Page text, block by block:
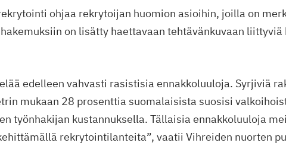
ohjaa rekrytoijan huomion asioihin, joilla on
on lisätty haettavaan tehtävänkuvaan liittyviä
edelleen vahvasti rasistisia ennakkoluuloja. Syrjiviä
mukaan 28 prosenttia suomalaisista suosisi
työnhakijan kustannuksella. Tällaisia ennakkoluuloja
rekrytointilanteita”, vaatii Vihreiden nuorten